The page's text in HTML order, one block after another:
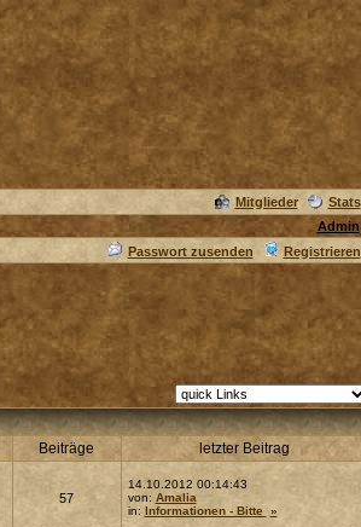
Mitglieder
Stats
Admin
Passwort zusenden Registrieren
Beiträge letzter Beitrag
57
14.10.2012 00:14:43
von: Amalia
in: Informationen - Bitte »